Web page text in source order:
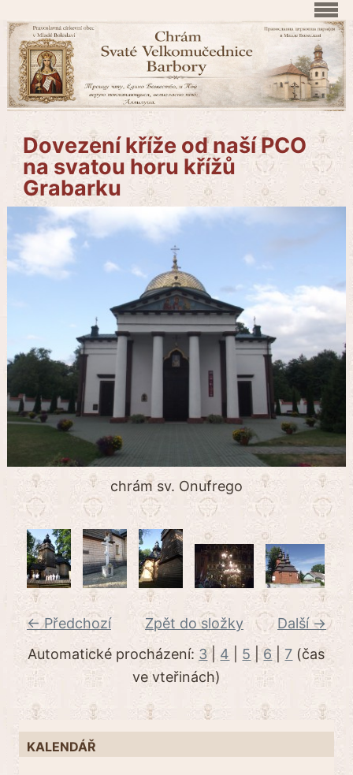
Dovezení kříže od naší PCO
na svatou horu křížů
Grabarku
chrám sv. Onufrego
← Předchozí Další →
Zpět do složky
Automatické procházení: 3| 4 5 |6 |7 (čas
ve vteřinách)
KALENDÁŘ